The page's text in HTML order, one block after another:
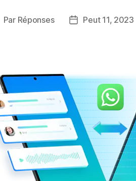
Par Réponses Peut 11, 2023